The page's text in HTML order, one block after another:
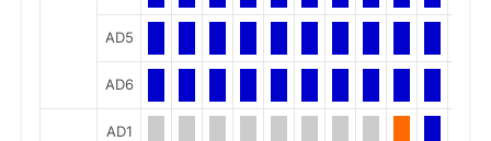
AD5
AD6
AD1